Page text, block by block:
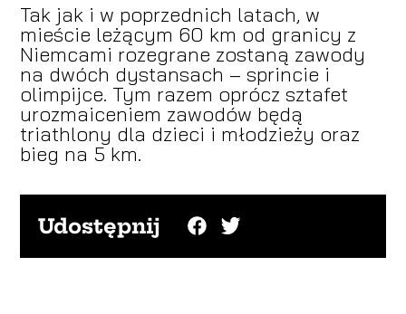
Tak jak i w poprzednich latach, w
mieście leżącym 60 km od granicy z
Niemcami rozegrane zostaną zawody
na dwóch dystansach – sprincie i
olimpijce. Tym razem oprócz sztafet
urozmaiceniem zawodów będą
triathlony dla dzieci i młodzieży oraz
bieg na 5 km.
Udostępnij